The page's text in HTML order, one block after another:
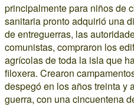
principalmente para niños de
sanitaria pronto adquirió una
de entreguerras, las
comunistas, compraron los
agrícolas de toda la isla que
filoxera. Crearon
despegó en los años treinta y
guerra, con una cincuentena